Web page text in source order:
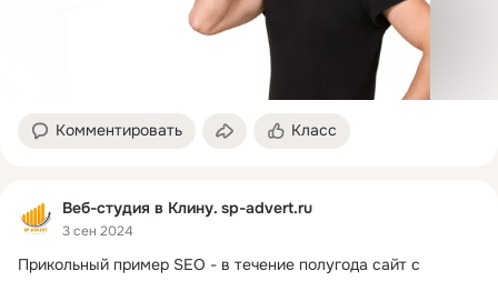
Комментировать Класс
Веб-студия в Клину. sp-advert.ru
3 сен 2024
Прикольный пример SEO - в течение полугода сайт с